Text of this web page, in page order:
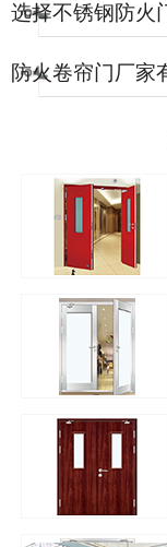
选择不锈钢防火
防火卷帘门厂家